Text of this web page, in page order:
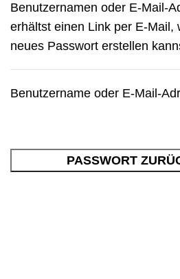
Benutzernamen oder E-Mail-
erhältst einen Link per E-Mail,
neues Passwort erstellen
Benutzername oder E-Mail-
PASSWORT